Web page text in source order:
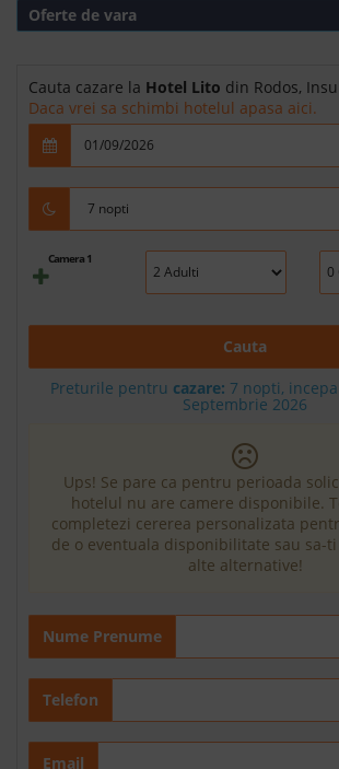
Oferte de vara
Cauta cazare la Hotel Lito din Rodos,
Daca vrei sa schimbi hotelul apasa aici.
Camera 1
Cauta
Preturile pentru cazare: 7 nopti,
Septembrie 2026
Ups! Se pare ca pentru perioada
hotelul nu are camere disponibile.
completezi cererea personalizata
de o eventuala disponibilitate sau sa-
alte alternative!
Nume Prenume
Telefon
Email